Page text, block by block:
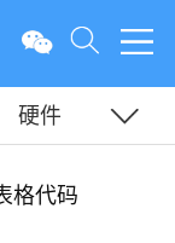
硬件
格代码